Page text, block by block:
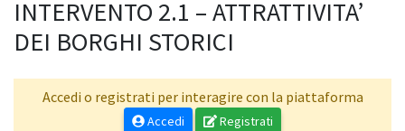
INTERVENTO 2.1 – ATTRATTIVITA’
DEI BORGHI STORICI
Accedi o registrati per interagire con la piattaforma
Accedi Registrati